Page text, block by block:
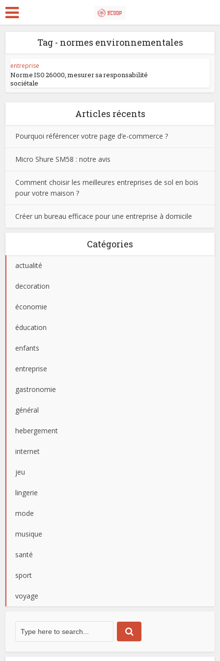
Tag - normes environnementales
entreprise
Norme ISO 26000, mesurer sa responsabilité
sociétale
Articles récents
Pourquoi référencer votre page d’e-commerce ?
Micro Shure SM58 : notre avis
Comment choisir les meilleures entreprises de sol en bois
pour votre maison ?
Créer un bureau efficace pour une entreprise à domicile
Catégories
actualité
decoration
économie
éducation
enfants
entreprise
gastronomie
général
hebergement
internet
jeu
lingerie
mode
musique
santé
sport
voyage